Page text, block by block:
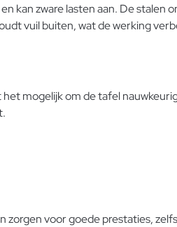
kan zware lasten aan. De stalen
vuil buiten, wat de werking
mogelijk om de tafel
voor goede prestaties,